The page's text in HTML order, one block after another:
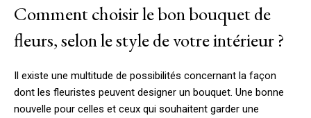
Comment choisir le bon bouquet de
fleurs, selon le style de votre intérieur ?
Il existe une multitude de possibilités concernant la façon
dont les fleuristes peuvent designer un bouquet. Une bonne
nouvelle pour celles et ceux qui souhaitent garder une